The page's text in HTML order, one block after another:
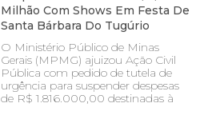
Milhão Com Shows Em Festa De
Santa Bárbara Do Tugúrio
O Ministério Público de Minas
Gerais (MPMG) ajuizou Ação Civil
Pública com pedido de tutela de
urgência para suspender despesas
de R$ 1.816.000,00 destinadas à